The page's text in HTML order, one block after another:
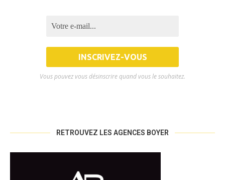
Vous pouvez vous désinscrire quand vous le souhaitez.
RETROUVEZ LES AGENCES BOYER